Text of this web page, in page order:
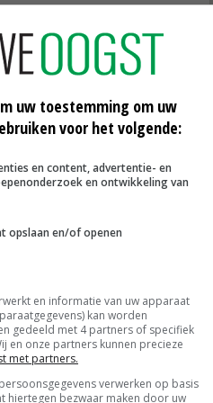
aan een sterke speler
met Wadinko
loonwerker. Ook maakt
Bij
verwerking en
in Raalte werken 40
uw toestemming om uw
voor het volgende:
en content, advertentie- en
en ontwikkeling van
opslaan en/of openen
en informatie van uw apparaat
kan worden
gedeeld met 4 partners of specifiek
en onze partners kunnen precieze
met partners.
verwerken op basis
hiertegen bezwaar maken door uw